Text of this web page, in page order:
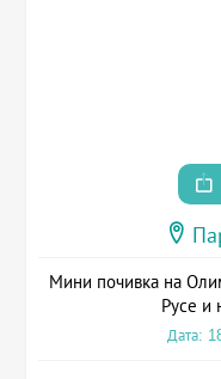
Мини почивка на
Русе и
Дата: